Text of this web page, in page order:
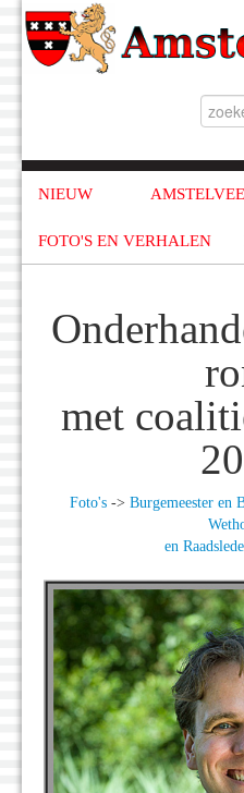
NIEUW
FOTO'S EN VERHALEN
met
Foto's -> Burgemeester en
en